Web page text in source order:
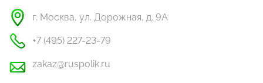
г. Москва, ул. Дорожная, д. 9А
+7 (495) 227-23-79
zakaz@ruspolik.ru